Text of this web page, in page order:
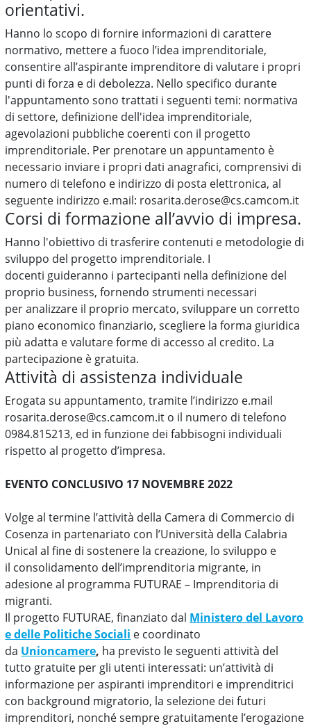
orientativi.
​Hanno lo scopo di fornire informazioni di carattere
normativo, mettere a fuoco l’idea imprenditoriale,
consentire all’aspirante imprenditore di valutare i propri
punti di forza e di debolezza. Nello specifico durante
l'appuntamento sono trattati i seguenti temi: normativa
di settore, definizione dell'idea imprenditoriale,
agevolazioni pubbliche coerenti con il progetto
imprenditoriale. Per prenotare un appuntamento è
necessario inviare i propri dati anagrafici, comprensivi di
numero di telefono e indirizzo di posta elettronica, al
seguente indirizzo e.mail: rosarita.derose@cs.camcom.it
Corsi di formazione all’avvio di impresa.
Hanno l'obiettivo di trasferire contenuti e metodologie di
sviluppo del progetto imprenditoriale. I
docenti guideranno i partecipanti nella definizione del
proprio business, fornendo strumenti necessari
per analizzare il proprio mercato, sviluppare un corretto
piano economico finanziario, scegliere la forma giuridica
più adatta e valutare forme di accesso al credito. La
partecipazione è gratuita.
Attività di assistenza individuale
Erogata su appuntamento, tramite l’indirizzo e.mail
rosarita.derose@cs.camcom.it o il numero di telefono
0984.815213, ed in funzione dei fabbisogni individuali
rispetto al progetto d’impresa.
EVENTO CONCLUSIVO 17 NOVEMBRE 2022
Volge al termine l’attività della Camera di Commercio di
Cosenza in partenariato con l’Università della Calabria
Unical al fine di sostenere la creazione, lo sviluppo e
il consolidamento dell’imprenditoria migrante, in
adesione al programma FUTURAE – Imprenditoria di
migranti.
Il progetto FUTURAE, finanziato dal Ministero del Lavoro
e delle Politiche Sociali e coordinato
da Unioncamere, ha previsto le seguenti attività del
tutto gratuite per gli utenti interessati: un’attività di
informazione per aspiranti imprenditori e imprenditrici
con background migratorio, la selezione dei futuri
imprenditori, nonché sempre gratuitamente l’erogazione